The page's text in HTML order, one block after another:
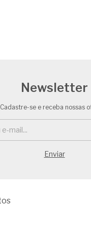
Newsletter
Cadastre-se e receba nossas